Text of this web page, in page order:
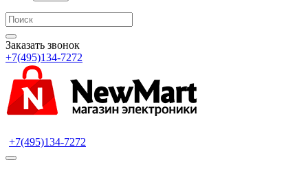
Заказать звонок
+7(495)134-7272
+7(495)134-7272